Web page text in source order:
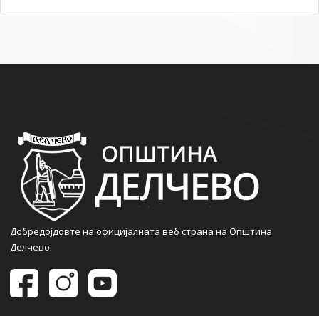
Добредојдовте на официјалната веб страна на Општина
Делчево.